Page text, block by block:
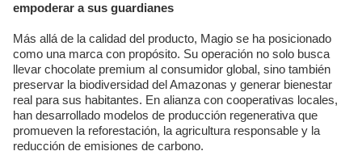
empoderar a sus guardianes
Más allá de la calidad del producto, Magio se ha posicionado
como una marca con propósito. Su operación no solo busca
llevar chocolate premium al consumidor global, sino también
preservar la biodiversidad del Amazonas y generar bienestar
real para sus habitantes. En alianza con cooperativas locales,
han desarrollado modelos de producción regenerativa que
promueven la reforestación, la agricultura responsable y la
reducción de emisiones de carbono.